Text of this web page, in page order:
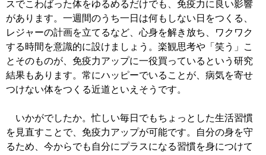
スでこわばった体をゆるめるだけでも、免疫力に良い影響
があります。一週間のうち一日は何もしない日をつくる、
レジャーの計画を立てるなど、心身を解き放ち、ワクワク
する時間を意識的に設けましょう。楽観思考や「笑う」こ
とそのものが、免疫力アップに一役買っているという研究
結果もあります。常にハッピーでいることが、病気を寄せ
つけない体をつくる近道といえそうです。
いかがでしたか。忙しい毎日でもちょっとした生活習慣
を見直すことで、免疫力アップが可能です。自分の身を守
るため、今からでも自分にプラスになる習慣を身につけて